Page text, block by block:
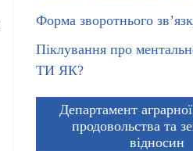
Форма зворотнього
Піклування про
ТИ ЯК?
Департамент
продовольства та
відносин